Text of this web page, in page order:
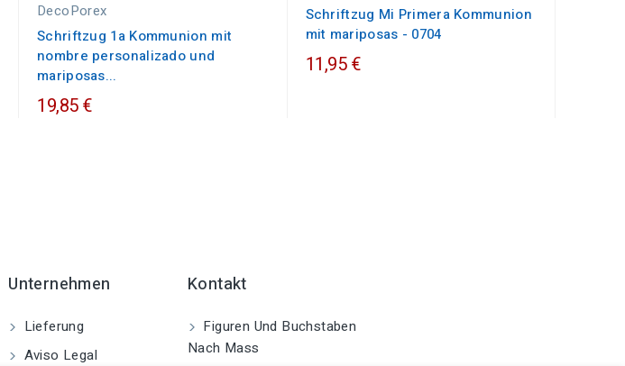
DecoPorex
Schriftzug 1a Kommunion mit
nombre personalizado und
mariposas...
19,85 €
Schriftzug Mi Primera Kommunion
mit mariposas - 0704
11,95 €
Unternehmen
Lieferung
Aviso Legal
Kontakt
Figuren Und Buchstaben
Nach Mass